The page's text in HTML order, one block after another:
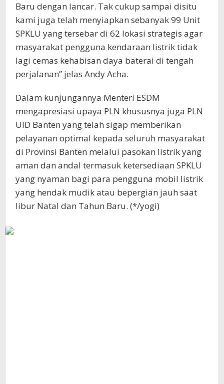
Baru dengan lancar. Tak cukup sampai disitu
kami juga telah menyiapkan sebanyak 99 Unit
SPKLU yang tersebar di 62 lokasi strategis agar
masyarakat pengguna kendaraan listrik tidak
lagi cemas kehabisan daya baterai di tengah
perjalanan” jelas Andy Acha.
Dalam kunjungannya Menteri ESDM
mengapresiasi upaya PLN khususnya juga PLN
UID Banten yang telah sigap memberikan
pelayanan optimal kepada seluruh masyarakat
di Provinsi Banten melalui pasokan listrik yang
aman dan andal termasuk ketersediaan SPKLU
yang nyaman bagi para pengguna mobil listrik
yang hendak mudik atau bepergian jauh saat
libur Natal dan Tahun Baru. (*/yogi)